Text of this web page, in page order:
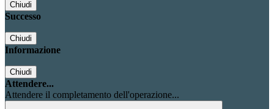
Chiudi
Successo
Chiudi
Informazione
Chiudi
Attendere...
Attendere il completamento dell'operazione...